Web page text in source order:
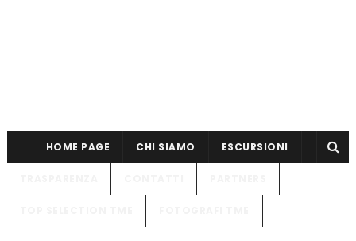
HOME PAGE CHI SIAMO ESCURSIONI